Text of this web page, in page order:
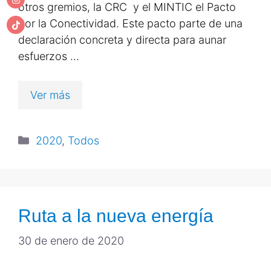
otros gremios, la CRC y el MINTIC el Pacto
por la Conectividad. Este pacto parte de una
declaración concreta y directa para aunar
esfuerzos …
Ver más
2020, Todos
Ruta a la nueva energía
30 de enero de 2020